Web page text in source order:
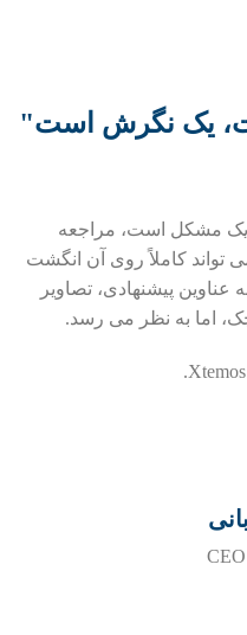
یک نگرش است"
یک مشکل است، مراجعه
تواند کاملاً روی آن انگشت
عناوین پیشنهادی، تصاویر
اما به نظر می رسد.